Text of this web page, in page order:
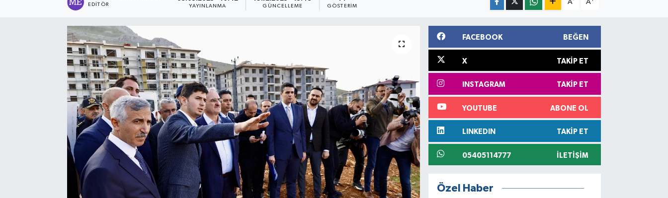
EDITÖR YAYINLANMA GÜNCELLEME GÖSTERIM
A A
FACEBOOK BEĞEN
X TAKIP ET
INSTAGRAM TAKIP ET
YOUTUBE ABONE OL
LINKEDIN TAKIP ET
05405114777 İLETIŞIM
Özel Haber